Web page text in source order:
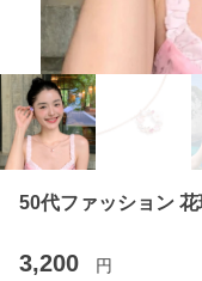
50代ファッション
3,200 円